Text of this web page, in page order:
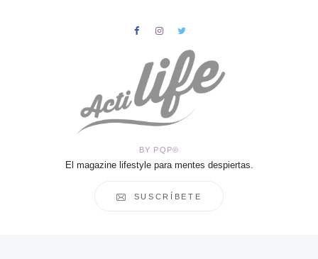
BY PQP®
El magazine lifestyle para mentes despiertas.
SUSCRÍBETE
HOME
Salud